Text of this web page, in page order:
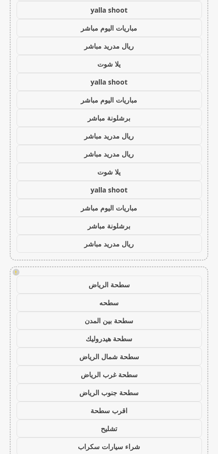
yalla shoot
مباريات اليوم مباشر
ريال مدريد مباشر
يلا شوت
yalla shoot
مباريات اليوم مباشر
برشلونة مباشر
ريال مدريد مباشر
ريال مدريد مباشر
يلا شوت
yalla shoot
مباريات اليوم مباشر
برشلونة مباشر
ريال مدريد مباشر
!
سطحة الرياض
سطحه
سطحة بين المدن
سطحة هيدروليك
سطحة شمال الرياض
سطحة غرب الرياض
سطحة جنوب الرياض
اقرب سطحة
تشليح
شراء سيارات سكراب